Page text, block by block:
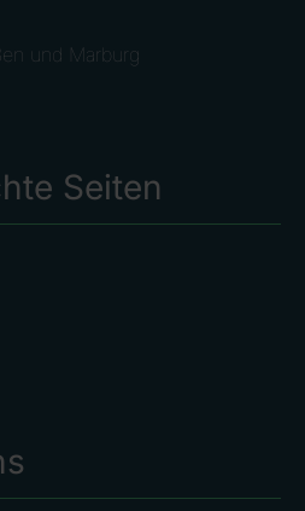
und Marburg
Seiten